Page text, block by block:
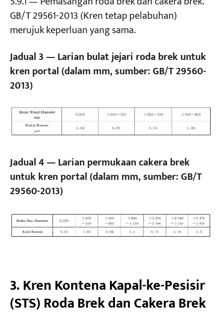
GB/T 29561-2013 (Kren tetap pelabuhan)
merujuk keperluan yang sama.
Jadual 3 — Larian bulat jejari roda brek untuk
kren portal (dalam mm, sumber: GB/T 29560-
2013)
Jadual 4 — Larian permukaan cakera brek
untuk kren portal (dalam mm, sumber: GB/T
29560-2013)
3. Kren Kontena Kapal-ke-Pesisir
(STS) Roda Brek dan Cakera Brek